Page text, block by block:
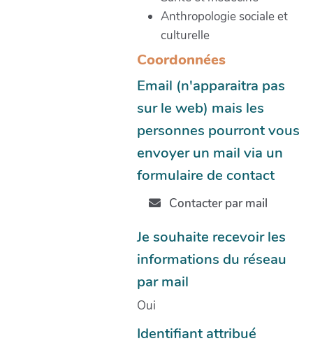
Anthropologie sociale et
culturelle
Coordonnées
Email (n'apparaitra pas
sur le web) mais les
personnes pourront vous
envoyer un mail via un
formulaire de contact
Contacter par mail
Je souhaite recevoir les
informations du réseau
par mail
Oui
Identifiant attribué